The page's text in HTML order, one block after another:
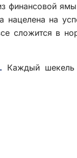
финансовой
на
сложится в
Каждый шекель